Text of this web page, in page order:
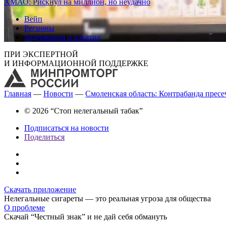
ХМАО: Рискнул на миллион, но неудачно
Вейп
Регионы
Задержания и изъятия
ПРИ ЭКСПЕРТНОЙ
И ИНФОРМАЦИОННОЙ ПОДДЕРЖКЕ
Главная — Новости — Смоленская область: Контрабанда
© 2026 “Стоп нелегальный табак”
Подписаться на новости
Поделиться
Скачать приложение
Нелегальные сигареты — это реальная угроза для общества
О проблеме
Скачай “Честный знак” и не дай себя обмануть